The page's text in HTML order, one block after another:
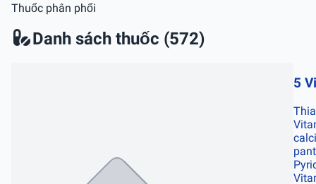
Thuốc phân phối
Danh sách thuốc (572)
5